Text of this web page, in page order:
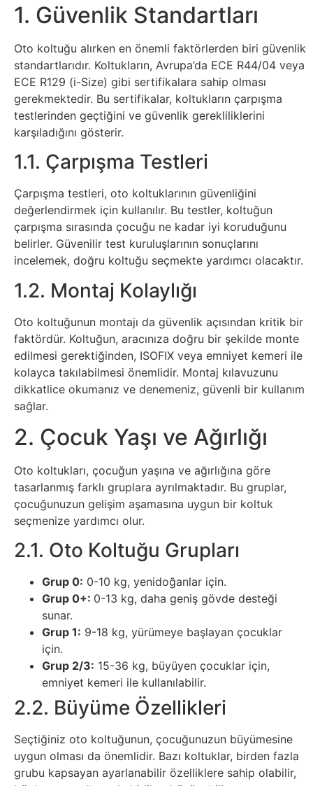
Genel
Gezi
Gizem
Grafik
&
Tasarım
Güvenlik
Haber
Hayvanlar
Hobi
Hosting
İnstagram
İnternet
İnternetten
Para
Kadın
Kim
Kimdir
Kitap
Komedi
Kültür
1. Güvenlik Standartları
Oto koltuğu alırken en önemli faktörlerden biri güvenlik
standartlarıdır. Koltukların, Avrupa’da ECE R44/04 veya
ECE R129 (i-Size) gibi sertifikalara sahip olması
gerekmektedir. Bu sertifikalar, koltukların çarpışma
testlerinden geçtiğini ve güvenlik gerekliliklerini
karşıladığını gösterir.
1.1. Çarpışma Testleri
Çarpışma testleri, oto koltuklarının güvenliğini
değerlendirmek için kullanılır. Bu testler, koltuğun
çarpışma sırasında çocuğu ne kadar iyi koruduğunu
belirler. Güvenilir test kuruluşlarının sonuçlarını
incelemek, doğru koltuğu seçmekte yardımcı olacaktır.
1.2. Montaj Kolaylığı
Oto koltuğunun montajı da güvenlik açısından kritik bir
faktördür. Koltuğun, aracınıza doğru bir şekilde monte
edilmesi gerektiğinden, ISOFIX veya emniyet kemeri ile
kolayca takılabilmesi önemlidir. Montaj kılavuzunu
dikkatlice okumanız ve denemeniz, güvenli bir kullanım
sağlar.
2. Çocuk Yaşı ve Ağırlığı
Oto koltukları, çocuğun yaşına ve ağırlığına göre
tasarlanmış farklı gruplara ayrılmaktadır. Bu gruplar,
çocuğunuzun gelişim aşamasına uygun bir koltuk
seçmenize yardımcı olur.
2.1. Oto Koltuğu Grupları
Grup 0: 0-10 kg, yenidoğanlar için.
Grup 0+: 0-13 kg, daha geniş gövde desteği
sunar.
Grup 1: 9-18 kg, yürümeye başlayan çocuklar
için.
Grup 2/3: 15-36 kg, büyüyen çocuklar için,
emniyet kemeri ile kullanılabilir.
2.2. Büyüme Özellikleri
Seçtiğiniz oto koltuğunun, çocuğunuzun büyümesine
uygun olması da önemlidir. Bazı koltuklar, birden fazla
grubu kapsayan ayarlanabilir özelliklere sahip olabilir,